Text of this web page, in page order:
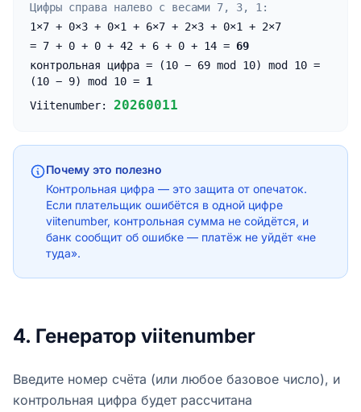
Цифры справа налево с весами 7, 3, 1:
1×7 + 0×3 + 0×1 + 6×7 + 2×3 + 0×1 + 2×7
= 7 + 0 + 0 + 42 + 6 + 0 + 14 = 69
контрольная цифра = (10 − 69 mod 10) mod 10 =
(10 − 9) mod 10 = 1
Viitenumber: 20260011
Почему это полезно
Контрольная цифра — это защита от опечаток.
Если плательщик ошибётся в одной цифре
viitenumber, контрольная сумма не сойдётся, и
банк сообщит об ошибке — платёж не уйдёт «не
туда».
4. Генератор viitenumber
Введите номер счëта (или любое базовое число), и
контрольная цифра будет рассчитана